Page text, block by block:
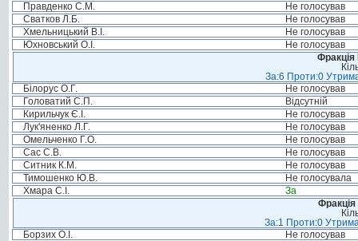
Правденко С.М.
Не голосував
Сватков Л.Б.
Не голосував
Хмельницький В.І.
Не голосував
Юхновський О.І.
Не голосував
За:6 Проти:0
Білорус О.Г.
Не голосував
Головатий С.П.
Відсутній
Кирильчук Є.І.
Не голосував
Лук'яненко Л.Г.
Не голосував
Омельченко Г.О.
Не голосував
Сас С.В.
Не голосував
Ситник К.М.
Не голосував
Тимошенко Ю.В.
Не голосувала
Хмара С.І.
За
Фракція
За:1 Проти:0
Борзих О.І.
Не голосував